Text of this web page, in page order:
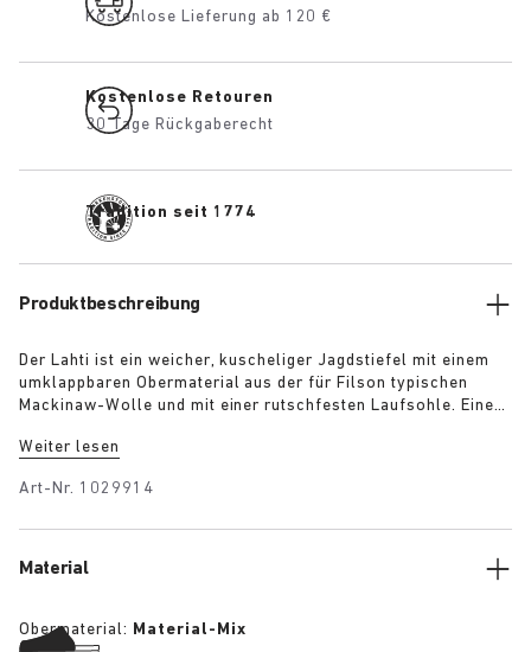
Kostenlose Lieferung ab 120 €
Kostenlose Retouren
30 Tage Rückgaberecht
Tradition seit 1774
Produktbeschreibung
Der Lahti ist ein weicher, kuscheliger Jagdstiefel mit einem
umklappbaren Obermaterial aus der für Filson typischen
Mackinaw-Wolle und mit einer rutschfesten Laufsohle. Eine
legendäres Deep Blue Footbed. Dieses anatomisch geformte
lässt sich leicht einsetzen und wieder herausnehmen und
Weiter lesen
Art-Nr. 1029914
Material
Obermaterial: Material-Mix